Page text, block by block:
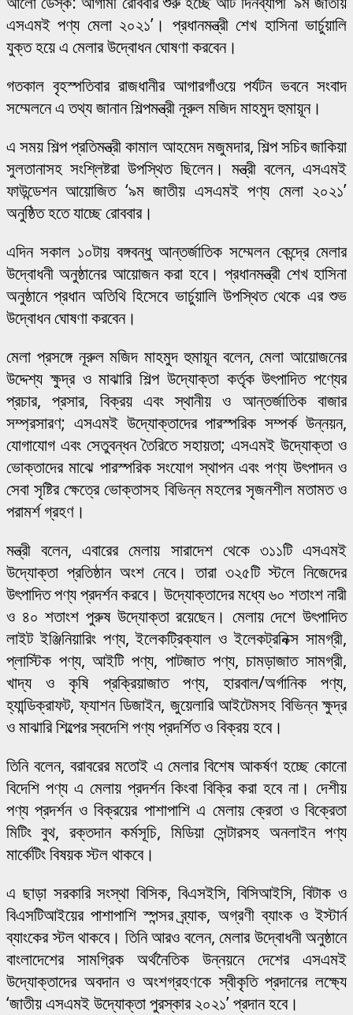
এসএমই পণ্য মেলা ২০২১’। প্রধানমন্ত্রী শেখ হাসিনা ভার্চুয়ালি
যুক্ত হয়ে এ মেলার উদ্বোধন ঘোষণা করবেন।
গতকাল বৃহস্পতিবার রাজধানীর আগারগাঁওয়ে পর্যটন ভবনে সংবাদ
সম্মেলনে এ তথ্য জানান শিল্পমন্ত্রী নূরুল মজিদ মাহমুদ হুমায়ূন।
এ সময় শিল্প প্রতিমন্ত্রী কামাল আহমেদ মজুমদার, শিল্প সচিব জাকিয়া
সুলতানাসহ সংশ্লিষ্টরা উপস্থিত ছিলেন। মন্ত্রী বলেন, এসএমই
ফাউন্ডেশন আয়োজিত ‘৯ম জাতীয় এসএমই পণ্য মেলা ২০২১’
অনুষ্ঠিত হতে যাচ্ছে রোববার।
এদিন সকাল ১০টায় বঙ্গবন্ধু আন্তর্জাতিক সম্মেলন কেন্দ্রে মেলার
উদ্বোধনী অনুষ্ঠানের আয়োজন করা হবে। প্রধানমন্ত্রী শেখ হাসিনা
অনুষ্ঠানে প্রধান অতিথি হিসেবে ভার্চুয়ালি উপস্থিত থেকে এর শুভ
উদ্বোধন ঘোষণা করবেন।
মেলা প্রসঙ্গে নূরুল মজিদ মাহমুদ হুমায়ূন বলেন, মেলা আয়োজনের
উদ্দেশ্য ক্ষুদ্র ও মাঝারি শিল্প উদ্যোক্তা কর্তৃক উৎপাদিত পণ্যের
প্রচার, প্রসার, বিক্রয় এবং স্থানীয় ও আন্তর্জাতিক বাজার
সম্প্রসারণ; এসএমই উদ্যোক্তাদের পারস্পরিক সম্পর্ক উন্নয়ন,
যোগাযোগ এবং সেতুবন্ধন তৈরিতে সহায়তা; এসএমই উদ্যোক্তা ও
ভোক্তাদের মাঝে পারস্পরিক সংযোগ স্থাপন এবং পণ্য উৎপাদন ও
সেবা সৃষ্টির ক্ষেত্রে ভোক্তাসহ বিভিন্ন মহলের সৃজনশীল মতামত ও
পরামর্শ গ্রহণ।
মন্ত্রী বলেন, এবারের মেলায় সারাদেশ থেকে ৩১১টি এসএমই
উদ্যোক্তা প্রতিষ্ঠান অংশ নেবে। তারা ৩২৫টি স্টলে নিজেদের
উৎপাদিত পণ্য প্রদর্শন করবে। উদ্যোক্তাদের মধ্যে ৬০ শতাংশ নারী
ও ৪০ শতাংশ পুরুষ উদ্যোক্তা রয়েছেন। মেলায় দেশে উৎপাদিত
লাইট ইঞ্জিনিয়ারিং পণ্য, ইলেকট্রিক্যাল ও ইলেকট্রনিক্স সামগ্রী,
প্লাস্টিক পণ্য, আইটি পণ্য, পাটজাত পণ্য, চামড়াজাত সামগ্রী,
খাদ্য ও কৃষি প্রক্রিয়াজাত পণ্য, হারবাল/অর্গানিক পণ্য,
হ্যান্ডিক্রাফট, ফ্যাশন ডিজাইন, জুয়েলারি আইটেমসহ বিভিন্ন ক্ষুদ্র
ও মাঝারি শিল্পের স্বদেশি পণ্য প্রদর্শিত ও বিক্রয় হবে।
তিনি বলেন, বরাবরের মতোই এ মেলার বিশেষ আকর্ষণ হচ্ছে কোনো
বিদেশি পণ্য এ মেলায় প্রদর্শন কিংবা বিক্রি করা হবে না। দেশীয়
পণ্য প্রদর্শন ও বিক্রয়ের পাশাপাশি এ মেলায় ক্রেতা ও বিক্রেতা
মিটিং বুথ, রক্তদান কর্মসূচি, মিডিয়া সেন্টারসহ অনলাইন পণ্য
মার্কেটিং বিষয়ক স্টল থাকবে।
এ ছাড়া সরকারি সংস্থা বিসিক, বিএসইসি, বিসিআইসি, বিটাক ও
বিএসটিআইয়ের পাশাপাশি স্পন্সর ব্র্যাক, অগ্রণী ব্যাংক ও ইস্টার্ন
ব্যাংকের স্টল থাকবে। তিনি আরও বলেন, মেলার উদ্বোধনী অনুষ্ঠানে
বাংলাদেশের সামগ্রিক অর্থনৈতিক উন্নয়নে দেশের এসএমই
উদ্যোক্তাদের অবদান ও অংশগ্রহণকে স্বীকৃতি প্রদানের লক্ষ্যে
‘জাতীয় এসএমই উদ্যোক্তা পুরস্কার ২০২১’ প্রদান হবে।